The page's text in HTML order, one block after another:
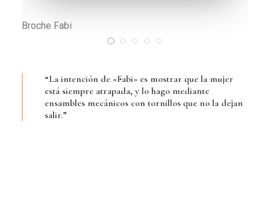
Pieza hecha con un cuarzo rutilado, engastado y
sujeto con recortes de páginas de la Biblia
“La intención de «Fabi» es mostrar que la mujer
está siempre atrapada, y lo hago mediante
ensambles mecánicos con tornillos que no la dejan
salir.”